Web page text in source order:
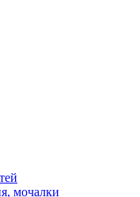
мочалки